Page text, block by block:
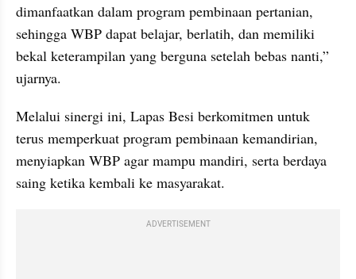
dimanfaatkan dalam program pembinaan pertanian,
sehingga WBP dapat belajar, berlatih, dan memiliki
bekal keterampilan yang berguna setelah bebas nanti,”
ujarnya.
Melalui sinergi ini, Lapas Besi berkomitmen untuk
terus memperkuat program pembinaan kemandirian,
menyiapkan WBP agar mampu mandiri, serta berdaya
saing ketika kembali ke masyarakat.
ADVERTISEMENT